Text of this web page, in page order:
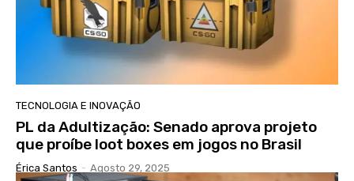
TECNOLOGIA E INOVAÇÃO
PL da Adultização: Senado aprova projeto
que proíbe loot boxes em jogos no Brasil
Érica Santos - Agosto 29, 2025